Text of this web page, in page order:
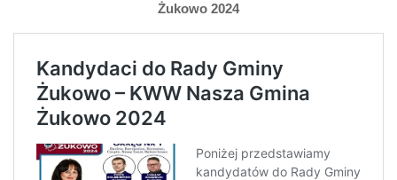
Żukowo 2024